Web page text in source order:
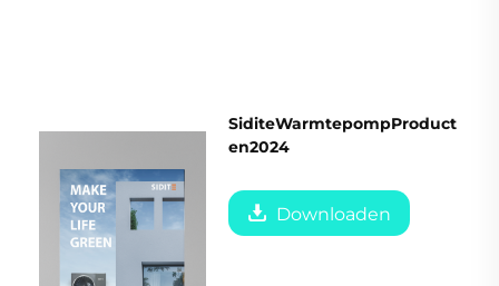
SiditeWarmtepompProduct
en2024
Downloaden